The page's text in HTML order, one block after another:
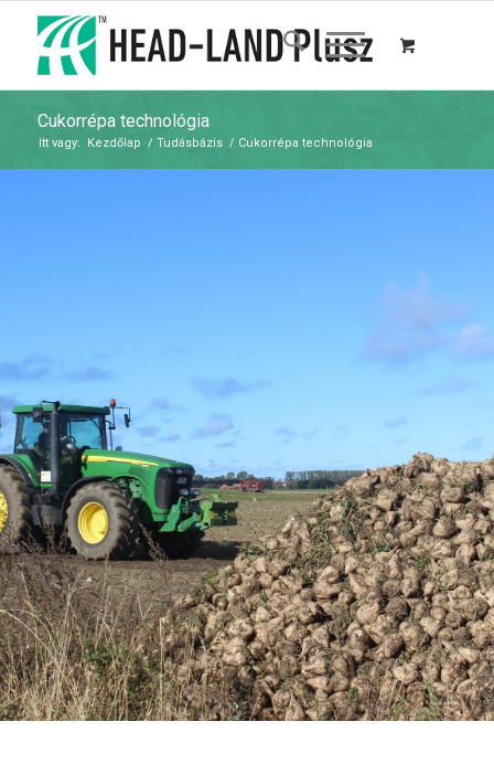
Cukorrépa technológia
Itt vagy: Kezdőlap / Tudásbázis / Cukorrépa technológia